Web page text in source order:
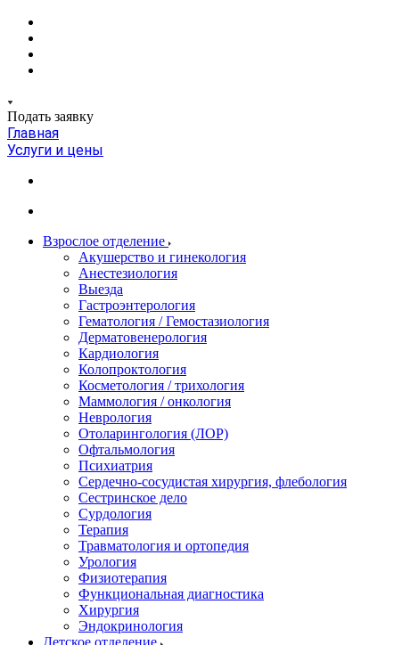
Подать заявку
Главная
Услуги и цены
Взрослое отделение
Акушерство и гинекология
Анестезиология
Выезда
Гастроэнтерология
Гематология / Гемостазиология
Дерматовенерология
Кардиология
Колопроктология
Косметология / трихология
Маммология / онкология
Неврология
Отоларингология (ЛОР)
Офтальмология
Психиатрия
Сердечно-сосудистая хирургия, флебология
Сестринское дело
Сурдология
Терапия
Травматология и ортопедия
Урология
Физиотерапия
Функциональная диагностика
Хирургия
Эндокринология
Детское отделение